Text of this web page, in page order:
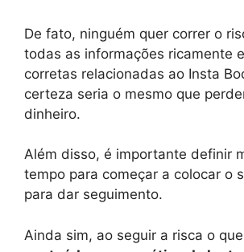
De fato, ninguém quer correr o
todas as informações ricamente
corretas relacionadas ao Insta
certeza seria o mesmo que
dinheiro.
Além disso, é importante definir
tempo para começar a colocar o
para dar seguimento.
Ainda sim, ao seguir a risca o